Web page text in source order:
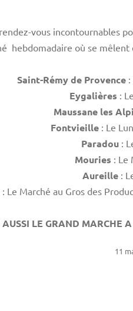
vous
hebdomadaire où se mêlent
Saint-Rémy de Provence:
Eygalières :
Maussane les
Fontvieille: Le
Paradou:
Mouries : Le
Aureille :
: Le Marché au Gros des
AUSSI LE GRAND MARCHE
11